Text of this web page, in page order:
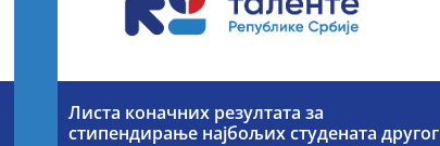
Листа коначних резултата за
стипендирање најбољих студената другог